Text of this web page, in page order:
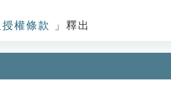
權條款 」釋出